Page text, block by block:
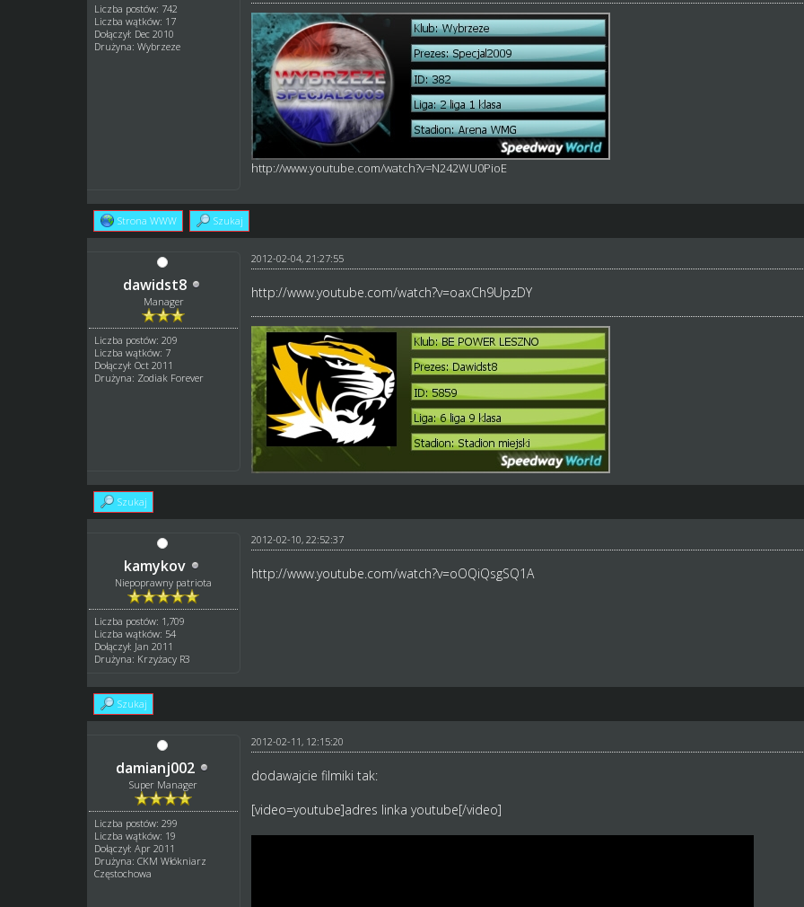
Liczba postów: 742
Liczba wątków: 17
Dołączył: Dec 2010
Drużyna: Wybrzeze
http://www.youtube.com/watch?v=N242WU0PioE
Strona WWW Szukaj
dawidst8
Manager
Liczba postów: 209
Liczba wątków: 7
Dołączył: Oct 2011
Drużyna: Zodiak Forever
2012-02-04, 21:27:55
http://www.youtube.com/watch?v=oaxCh9UpzDY
Szukaj
kamykov
Niepoprawny patriota
Liczba postów: 1,709
Liczba wątków: 54
Dołączył: Jan 2011
Drużyna: Krzyżacy R3
2012-02-10, 22:52:37
http://www.youtube.com/watch?v=oOQiQsgSQ1A
Szukaj
damianj002
Super Manager
Liczba postów: 299
Liczba wątków: 19
Dołączył: Apr 2011
Drużyna: CKM Włókniarz
Częstochowa
2012-02-11, 12:15:20
dodawajcie filmiki tak:
[video=youtube]adres linka youtube[/video]